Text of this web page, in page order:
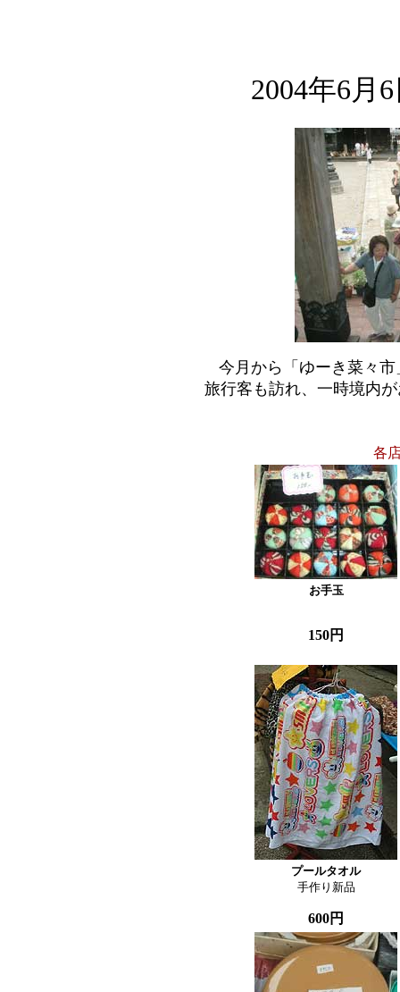
2004年6月
今月から「ゆーき菜々
旅行客も訪れ、一時境内
各
お手玉
150円
プールタオル
手作り新品
600円